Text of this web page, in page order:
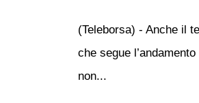
(Teleborsa) - Anche il
che segue
non...